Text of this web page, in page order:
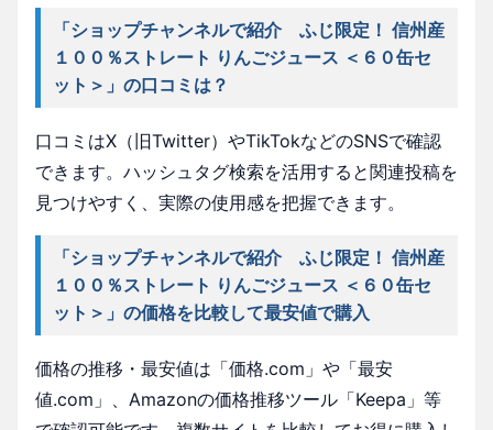
「ショップチャンネルで紹介 ふじ限定！ 信州産
１００％ストレート りんごジュース ＜６０缶セ
ット＞」の口コミは？
口コミはX（旧Twitter）やTikTokなどのSNSで確認
できます。ハッシュタグ検索を活用すると関連投稿を
見つけやすく、実際の使用感を把握できます。
「ショップチャンネルで紹介 ふじ限定！ 信州産
１００％ストレート りんごジュース ＜６０缶セ
ット＞」の価格を比較して最安値で購入
価格の推移・最安値は「価格.com」や「最安
値.com」、Amazonの価格推移ツール「Keepa」等